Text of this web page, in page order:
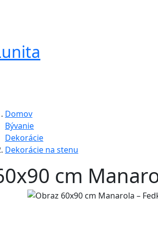
Domov
Bývanie
Dekorácie
Dekorácie na stenu
cm